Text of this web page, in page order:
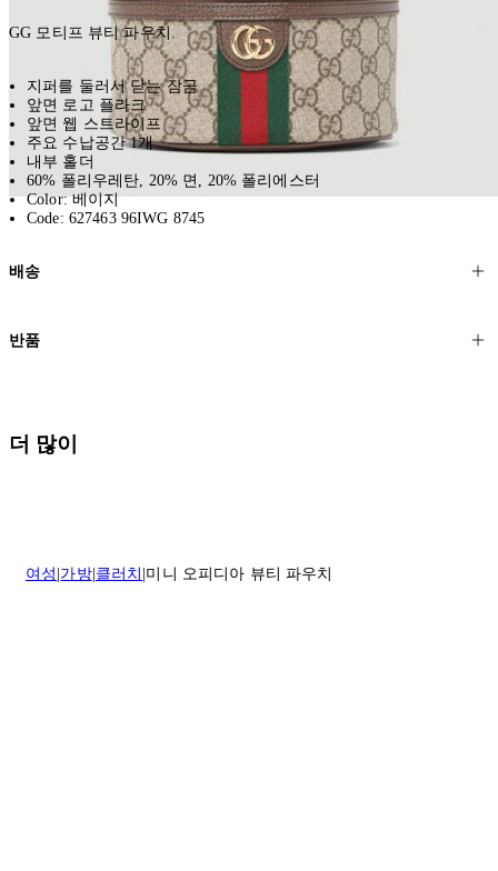
GG 모티프 뷰티 파우치.
지퍼를 둘러서 닫는 잠금
앞면 로고 플라크
앞면 웹 스트라이프
주요 수납공간 1개
내부 홀더
60% 폴리우레탄, 20% 면, 20% 폴리에스터
Color: 베이지
Code: 627463 96IWG 8745
배송
고객님의 위치에 따라 일반 배송과 익스프레스 배송을 제공합니다.
실 수 있습니다.
반품
배송일로부터 영업일 기준 30일 이내에 접수된 반품에 대해서는 기꺼
이 환불해 드리겠습니다.반품 상품은 원래 상태를 유지하고 반드시
더 많이
여성 가방 클러치 미니 오피디아 뷰티 파우치